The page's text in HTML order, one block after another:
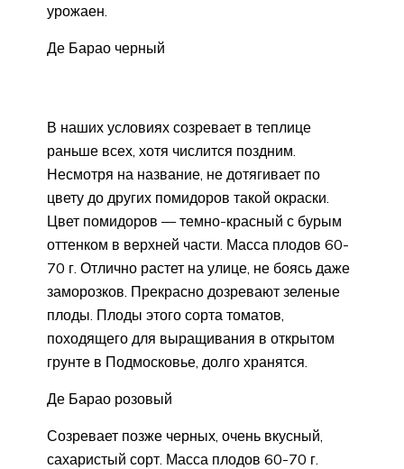
урожаен.
Де Барао черный
В наших условиях созревает в теплице
раньше всех, хотя числится поздним.
Несмотря на название, не дотягивает по
цвету до других помидоров такой окраски.
Цвет помидоров — темно-красный с бурым
оттенком в верхней части. Масса плодов 60-
70 г. Отлично растет на улице, не боясь даже
заморозков. Прекрасно дозревают зеленые
плоды. Плоды этого сорта томатов,
походящего для выращивания в открытом
грунте в Подмосковье, долго хранятся.
Де Барао розовый
Созревает позже черных, очень вкусный,
сахаристый сорт. Масса плодов 60-70 г.